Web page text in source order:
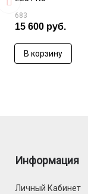
683
15 600 руб.
В корзину
Информация
Личный Кабинет